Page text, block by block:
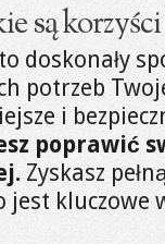
są
doskonały
potrzeb
i
poprawić
Zyskasz
jest kluczowe